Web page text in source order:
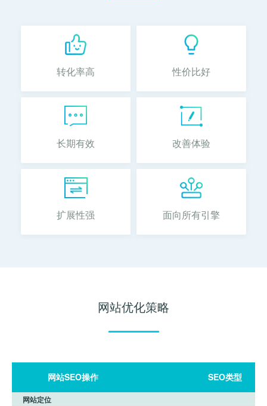
转化率高 性价比好
长期有效 改善体验
扩展性强 面向所有引擎
网站优化策略
网站SEO操作 SEO类型
网站定位